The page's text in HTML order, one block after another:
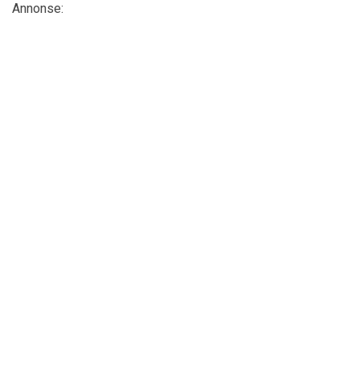
Annonse: